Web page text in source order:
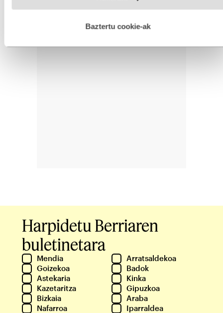
esplizitua ematen diguzu.Gehiago irakurri
Baztertu cookie-ak
Harpidetu Berriaren
buletinetara
Mendia
Arratsaldekoa
Goizekoa
Badok
Astekaria
Kinka
Kazetaritza
Gipuzkoa
Bizkaia
Araba
Nafarroa
Iparraldea